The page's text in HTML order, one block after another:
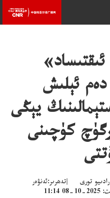
ئېلىش
يېڭى
كۈچىنى
تورى |تەھرىر:ئەنۋەر